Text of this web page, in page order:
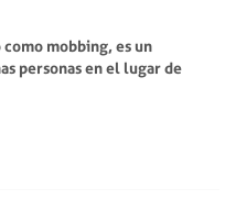
mobbing, es un
personas en el lugar de